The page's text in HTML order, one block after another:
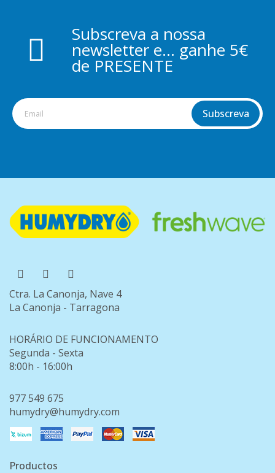
Subscreva a nossa
newsletter e... ganhe 5€
de PRESENTE
Subscreva
Ctra. La Canonja, Nave 4
La Canonja - Tarragona
HORÁRIO DE FUNCIONAMENTO
Segunda - Sexta
8:00h - 16:00h
977 549 675
humydry@humydry.com
Productos